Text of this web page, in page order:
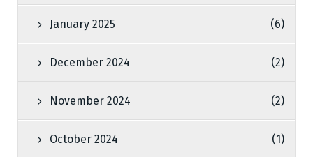
January 2025 (6)
December 2024 (2)
November 2024 (2)
October 2024 (1)